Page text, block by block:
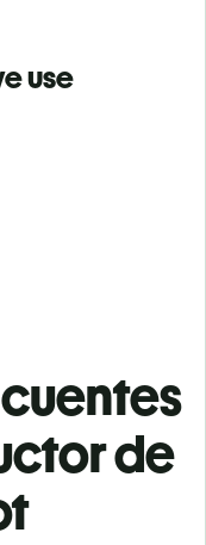
use
de